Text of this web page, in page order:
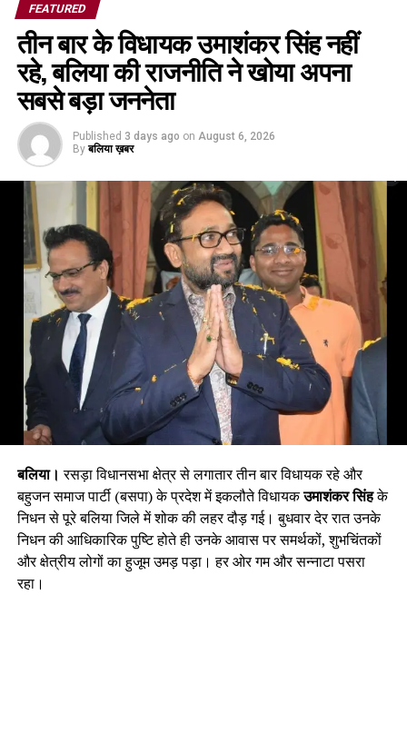
FEATURED
तीन बार के विधायक उमाशंकर सिंह नहीं
रहे, बलिया की राजनीति ने खोया अपना
सबसे बड़ा जननेता
Published 3 days ago on August 6, 2026
By बलिया ख़बर
बलिया। रसड़ा विधानसभा क्षेत्र से लगातार तीन बार विधायक रहे और
बहुजन समाज पार्टी (बसपा) के प्रदेश में इकलौते विधायकउमाशंकर सिंहके
निधन से पूरे बलिया जिले में शोक की लहर दौड़ गई। बुधवार देर रात उनके
निधन की आधिकारिक पुष्टि होते ही उनके आवास पर समर्थकों, शुभचिंतकों
और क्षेत्रीय लोगों का हुजूम उमड़ पड़ा। हर ओर गम और सन्नाटा पसरा
रहा।